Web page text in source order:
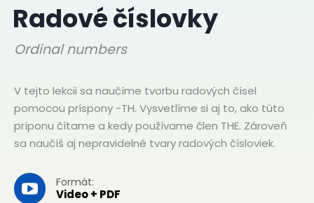
Radové číslovky
Ordinal numbers
V tejto lekcii sa naučíme tvorbu radových čísel
pomocou príspony -TH. Vysvetlíme si aj to, ako túto
príponu čítame a kedy používame člen THE. Zároveň
sa naučíš aj nepravidelné tvary radových čísloviek.
Formát:
Video + PDF